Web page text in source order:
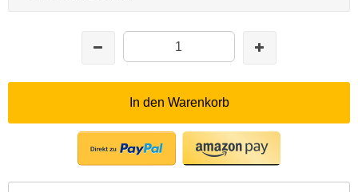
In den Warenkorb